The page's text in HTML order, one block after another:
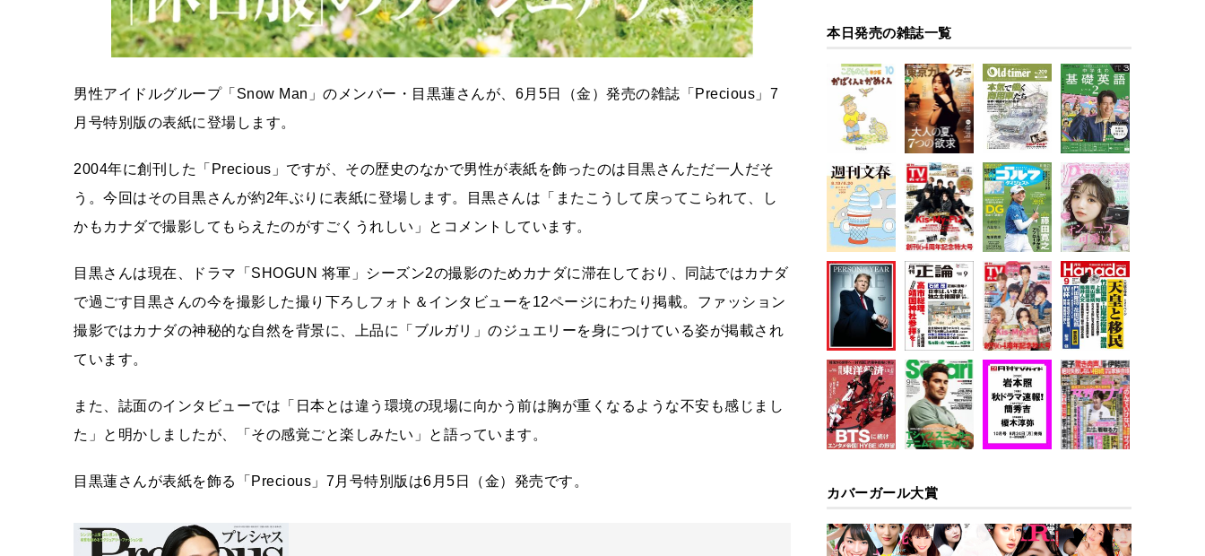
男性アイドルグループ「Snow Man」のメンバー・目黒蓮さんが、6月5日（金）発売の雑誌「Precious」7
月号特別版の表紙に登場します。
2004年に創刊した「Precious」ですが、その歴史のなかで男性が表紙を飾ったのは目黒さんただ一人だそ
う。今回はその目黒さんが約2年ぶりに表紙に登場します。目黒さんは「またこうして戻ってこられて、し
かもカナダで撮影してもらえたのがすごくうれしい」とコメントしています。
目黒さんは現在、ドラマ「SHOGUN 将軍」シーズン2の撮影のためカナダに滞在しており、同誌ではカナダ
で過ごす目黒さんの今を撮影した撮り下ろしフォト＆インタビューを12ページにわたり掲載。ファッション
撮影ではカナダの神秘的な自然を背景に、上品に「ブルガリ」のジュエリーを身につけている姿が掲載され
ています。
また、誌面のインタビューでは「日本とは違う環境の現場に向かう前は胸が重くなるような不安も感じまし
た」と明かしましたが、「その感覚ごと楽しみたい」と語っています。
目黒蓮さんが表紙を飾る「Precious」7月号特別版は6月5日（金）発売です。
本日発売の雑誌一覧
カバーガール大賞